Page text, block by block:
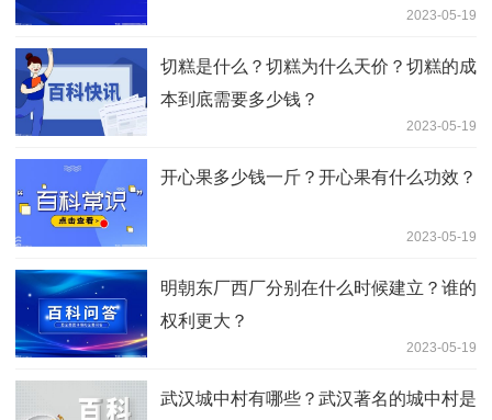
2023-05-19
切糕是什么？切糕为什么天价？切糕的成
本到底需要多少钱？
2023-05-19
开心果多少钱一斤？开心果有什么功效？
2023-05-19
明朝东厂西厂分别在什么时候建立？谁的
权利更大？
2023-05-19
武汉城中村有哪些？武汉著名的城中村是